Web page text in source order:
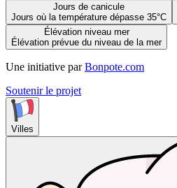
Jours de canicule
Jours où la température dépasse 35°C
Élévation niveau mer
Élévation prévue du niveau de la mer
Une initiative par Bonpote.com
Soutenir le projet
Villes